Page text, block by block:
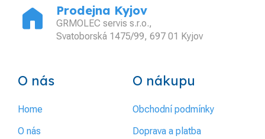
home Prodejna Kyjov
GRMOLEC servis s.r.o.,
Svatoborská 1475/99, 697 01 Kyjov
O nás
Home
O nás
O nákupu
Obchodní podmínky
Doprava a platba